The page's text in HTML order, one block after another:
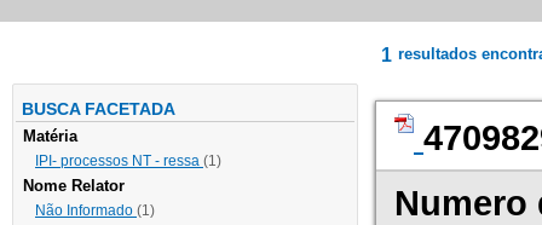
BUSCA FACETADA
Matéria
IPI- processos NT - ressa (1)
Nome Relator
Não Informado (1)
1 resultados
Numero